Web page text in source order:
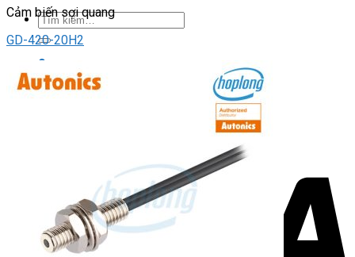
Tìm
kiếm:
0
Chưa có sản phẩm trong giỏ hàng.
Cảm biến sợi quang
GD-420-20H2